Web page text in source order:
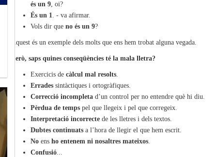
és un 9, oi?
És un 1. - va afirmar.
Vols dir que no és un 9?
Aquest és un exemple dels molts que ens hem trobat alguna vegada.
Però, saps quines conseqüències té la mala lletra?
Exercicis de càlcul mal resolts.
Errades sintàctiques i ortogràfiques.
Correcció incompleta d’un control per no entendre què hi diu.
Pèrdua de temps pel que llegeix i pel que corregeix.
Interpretació incorrecte de les lletres i dels textos.
Dubtes continuats a l’hora de llegir el que hem escrit.
No ens ho entenem ni nosaltres mateixos.
Confusió...